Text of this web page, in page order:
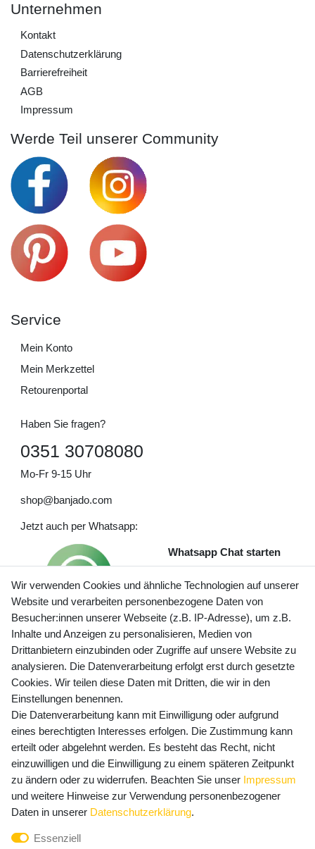
Unternehmen
Kontakt
Daten­schutz­erklärung
Barrierefreiheit
AGB
Impressum
Werde Teil unserer Community
Service
Mein Konto
Mein Merkzettel
Retourenportal
Haben Sie fragen?
0351 30708080
Mo-Fr 9-15 Uhr
shop@banjado.com
Jetzt auch per Whatsapp:
Whatsapp Chat starten
Preisangaben inkl. gesetzl. MwSt. und zzgl. Service- und
Versandkosten
Newsletter Anmeldung - Keine Angebote
mehr verpassen!
E-MAIL **
Newsletter
Honig
Hiermit bestätige ich, dass ich dieDaten­schutz­erklärung
widerrufen.**
Wir verwenden Cookies und ähnliche Technologien auf unserer
Website und verarbeiten personenbezogene Daten von
Besucher:innen unserer Webseite (z.B. IP-Adresse), um z.B.
Inhalte und Anzeigen zu personalisieren, Medien von
Drittanbietern einzubinden oder Zugriffe auf unsere Website zu
analysieren. Die Datenverarbeitung erfolgt erst durch gesetzte
Cookies. Wir teilen diese Daten mit Dritten, die wir in den
Einstellungen benennen.
Die Datenverarbeitung kann mit Einwilligung oder aufgrund
eines berechtigten Interesses erfolgen. Die Zustimmung kann
erteilt oder abgelehnt werden. Es besteht das Recht, nicht
einzuwilligen und die Einwilligung zu einem späteren Zeitpunkt
zu ändern oder zu widerrufen. Beachten Sie unser Impressum
und weitere Hinweise zur Verwendung personenbezogener
Daten in unserer Daten­schutz­erklärung.
Essenziell